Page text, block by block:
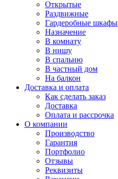
Открытые
Раздвижные
Гардеробные шкафы
Назначение
В комнату
В нишу
В спальню
В частный дом
На балкон
Доставка и оплата
Как сделать заказ
Доставка
Оплата и рассрочка
О компании
Производство
Гарантия
Портфолио
Отзывы
Реквизиты